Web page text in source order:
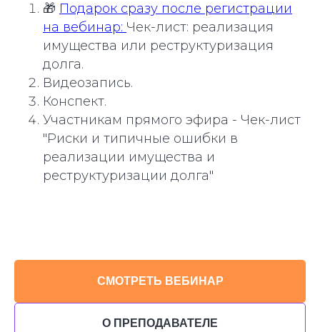
🎁 Подарок сразу после регистрации
на вебинар: Чек-лист: реализация
имущества или реструктуризация
долга.
Видеозапись.
Конспект.
Участникам прямого эфира - Чек-лист
"Риски и типичные ошибки в
реализации имущества и
реструктуризации долга"
СМОТРЕТЬ ВЕБИНАР
О ПРЕПОДАВАТЕЛЕ